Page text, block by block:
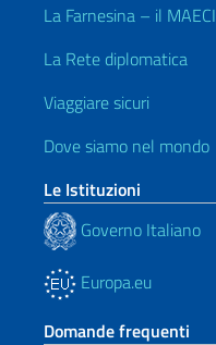
La Farnesina – il MAECI
La Rete diplomatica
Viaggiare sicuri
Dove siamo nel mondo
Le Istituzioni
Governo Italiano
Europa.eu
Domande frequenti